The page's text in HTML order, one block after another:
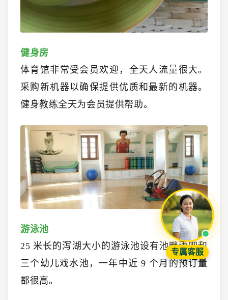
健身房
体育馆非常受会员欢迎，全天人流量很大。
采购新机器以确保提供优质和最新的机器。
健身教练全天为会员提供帮助。
游泳池
25 米长的泻湖大小的游泳池设有池畔酒吧和
三个幼儿戏水池，一年中近 9 个月的预订量
都很高。
专属客服